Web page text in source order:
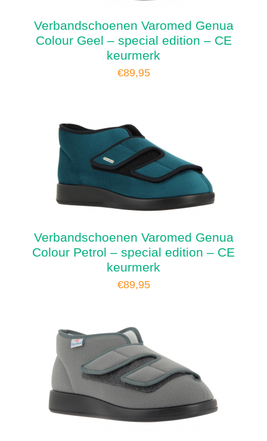
Verbandschoenen Varomed Genua
Colour Geel – special edition – CE
keurmerk
€89,95
Verbandschoenen Varomed Genua
Colour Petrol – special edition – CE
keurmerk
€89,95